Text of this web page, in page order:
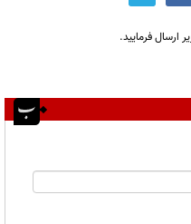
ارسال فرمایید.